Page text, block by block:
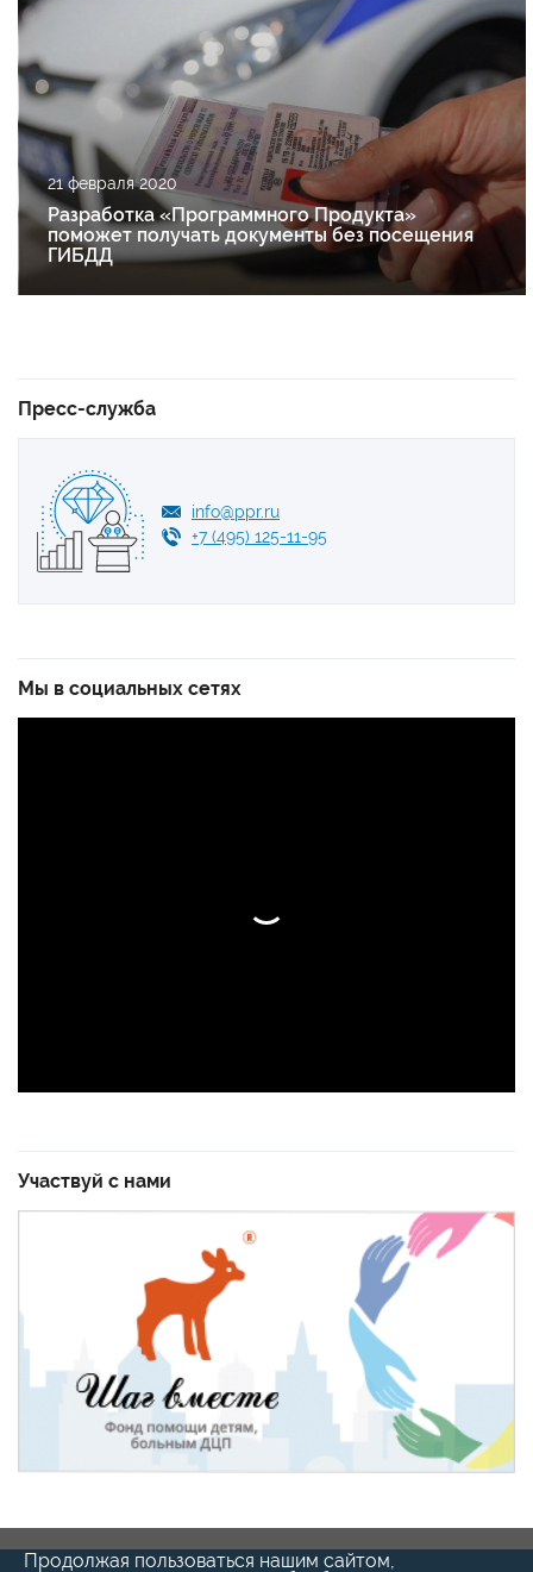
21 февраля 2020
Разработка «Программного Продукта»
поможет получать документы без посещения
ГИБДД
Пресс-служба
info@ppr.ru
+7 (495) 125-11-95
Мы в социальных сетях
Участвуй с нами
Продолжая пользоваться нашим сайтом,